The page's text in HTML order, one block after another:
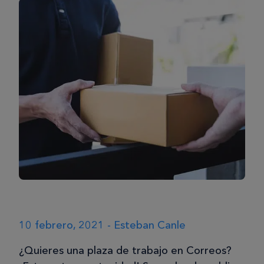
10 febrero, 2021 - Esteban Canle
¿Quieres una plaza de trabajo en Correos?